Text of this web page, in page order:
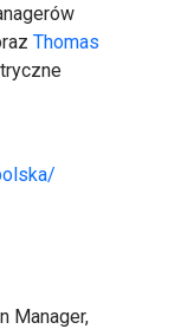
Thomas
Manager,